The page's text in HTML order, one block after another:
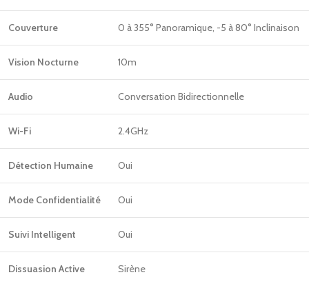
Couverture 0 à 355° Panoramique, -5 à 80° Inclinaison
Vision Nocturne 10m
Audio Conversation Bidirectionnelle
Wi-Fi 2.4GHz
Détection Humaine Oui
Mode Confidentialité Oui
Suivi Intelligent Oui
Dissuasion Active Sirène